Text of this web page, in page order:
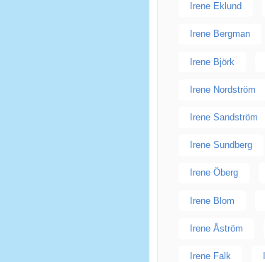
Irene Eklund
Irene Bergman
Irene Björk
Irene Nordström
Irene Sandström
Irene Sundberg
Irene Öberg
Irene Blom
Irene Åström
Irene Falk